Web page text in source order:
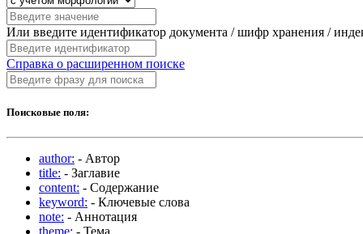
Или введите идентификатор документа / шифр хранения /
Справка о расширенном поиске
Поисковые поля:
author: - Автор
title: - Заглавие
content: - Содержание
keyword: - Ключевые слова
note: - Аннотация